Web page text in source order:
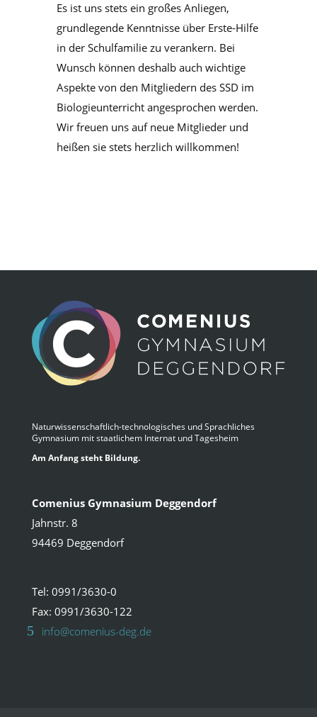
Es ist uns stets ein großes Anliegen,
grundlegende Kenntnisse über Erste-Hilfe
in der Schulfamilie zu verankern. Bei
Wunsch können deshalb auch wichtige
Aspekte von den Mitgliedern des SSD im
Biologieunterricht angesprochen werden.
Wir freuen uns auf neue Mitglieder und
heißen sie stets herzlich willkommen!
Naturwissenschaftlich-technologisches und Sprachliches
Gymnasium mit staatlichem Internat und Tagesheim
Am Anfang steht Bildung.
Comenius Gymnasium Deggendorf
Jahnstr. 8
94469 Deggendorf
Tel: 0991/3630-0
Fax: 0991/3630-122
info@comenius-deg.de